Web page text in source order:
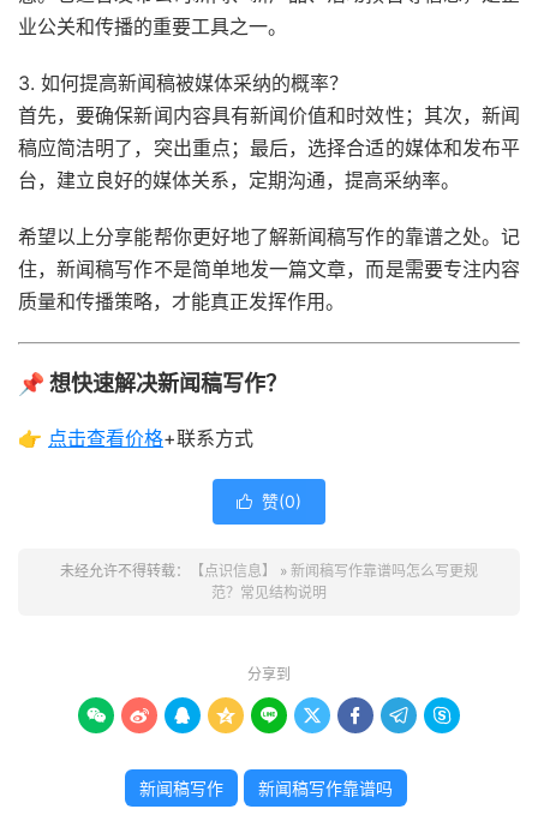
业公关和传播的重要工具之一。
3. 如何提高新闻稿被媒体采纳的概率？
首先，要确保新闻内容具有新闻价值和时效性；其次，新闻
稿应简洁明了，突出重点；最后，选择合适的媒体和发布平
台，建立良好的媒体关系，定期沟通，提高采纳率。
希望以上分享能帮你更好地了解新闻稿写作的靠谱之处。记
住，新闻稿写作不是简单地发一篇文章，而是需要专注内容
质量和传播策略，才能真正发挥作用。
📌 想快速解决新闻稿写作？
👉 点击查看价格+联系方式
 赞(0)
未经允许不得转载： 【点识信息】 » 新闻稿写作靠谱吗怎么写更规
范？常见结构说明
分享到
        
新闻稿写作 新闻稿写作靠谱吗